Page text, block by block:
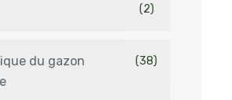
(2)
du gazon
(38)